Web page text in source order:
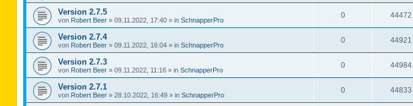
Version 2.7.5
von Robert Beer » 09.11.2022, 17:40 » in SchnapperPro
0 44472
Version 2.7.4
von Robert Beer » 09.11.2022, 16:04 » in SchnapperPro
0 44921
Version 2.7.3
von Robert Beer » 09.11.2022, 11:16 » in SchnapperPro
0 44984
Version 2.7.1
von Robert Beer » 28.10.2022, 16:49 » in SchnapperPro
0 44833